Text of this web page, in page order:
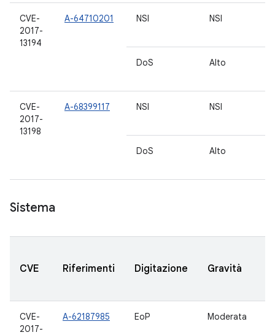
CVE-
2017-
13194
A-64710201 NSI NSI
DoS Alto
CVE-
2017-
13198
A-68399117 NSI NSI
DoS Alto
Sistema
CVE Riferimenti Digitazione Gravità
CVE-
2017-
A-62187985 EoP Moderata